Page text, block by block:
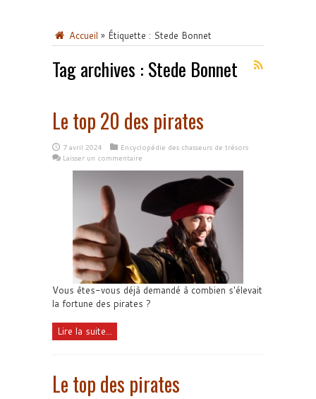
Accueil » Étiquette : Stede Bonnet
Tag archives : Stede Bonnet
Le top 20 des pirates
7 avril 2024
Encyclopédie des chasseurs de trésors
Laisser un commentaire
Vous êtes-vous déjà demandé à combien s'élevait
la fortune des pirates ?
Lire la suite...
Le top des pirates